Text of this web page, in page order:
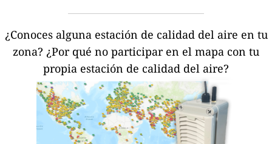
¿Conoces alguna estación de calidad del aire en tu
zona? ¿Por qué no participar en el mapa con tu
propia estación de calidad del aire?